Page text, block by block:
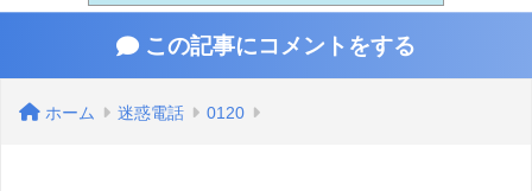
この記事にコメントをする
ホーム 迷惑電話 0120